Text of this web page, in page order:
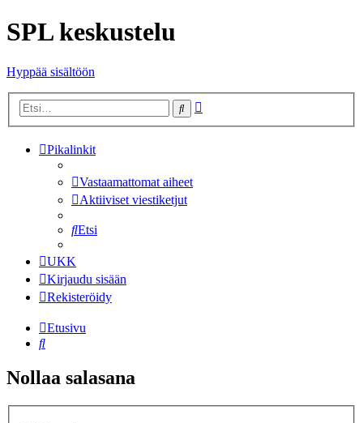
SPL keskustelu
Hyppää sisältöön
Etsi
Pikalinkit
Vastaamattomat aiheet
Aktiiviset viestiketjut
Etsi
UKK
Kirjaudu sisään
Rekisteröidy
Etusivu
Etsi
Nollaa salasana